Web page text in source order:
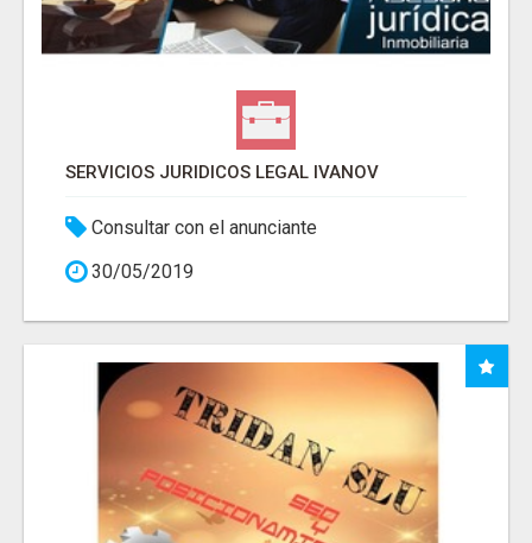
SERVICIOS JURIDICOS LEGAL IVANOV
Consultar con el anunciante
30/05/2019